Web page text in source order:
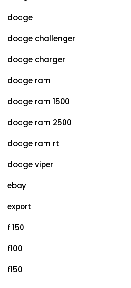
dodge
dodge challenger
dodge charger
dodge ram
dodge ram 1500
dodge ram 2500
dodge ram rt
dodge viper
ebay
export
f 150
f100
f150